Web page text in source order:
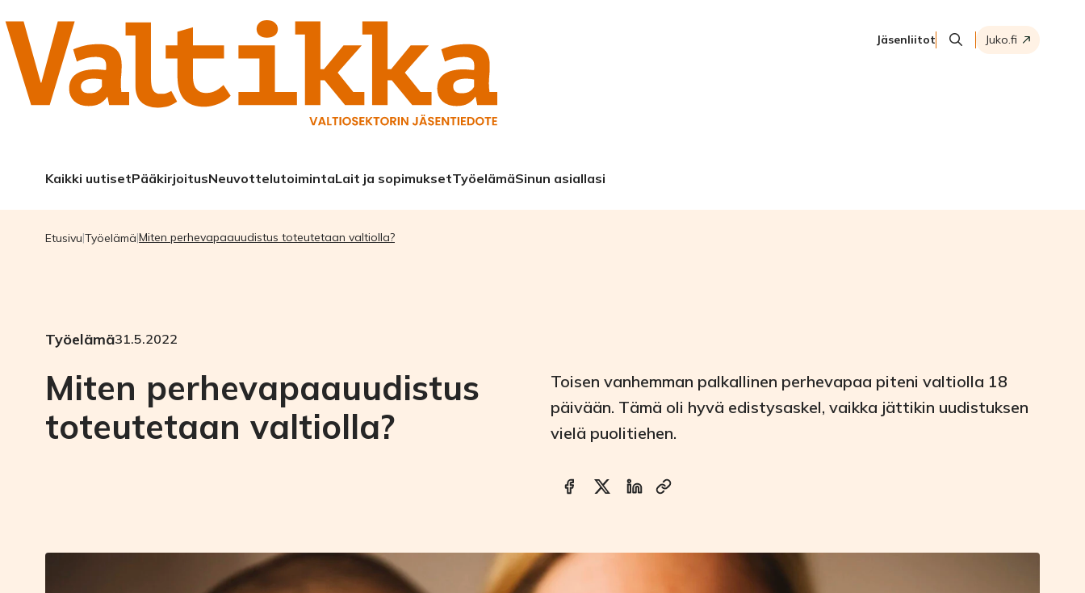
Jäsenliitot Juko.fi
Kaikki uutisetPääkirjoitusNeuvottelutoimintaLait ja sopimuksetTyöelämäSinun asiallasi
Etusivu Työelämä Miten perhevapaauudistus toteutetaan valtiolla?
Työelämä31.5.2022
Miten perhevapaauudistus
toteutetaan valtiolla?
Toisen vanhemman palkallinen perhevapaa piteni valtiolla 18
päivään. Tämä oli hyvä edistysaskel, vaikka jättikin uudistuksen
vielä puolitiehen.